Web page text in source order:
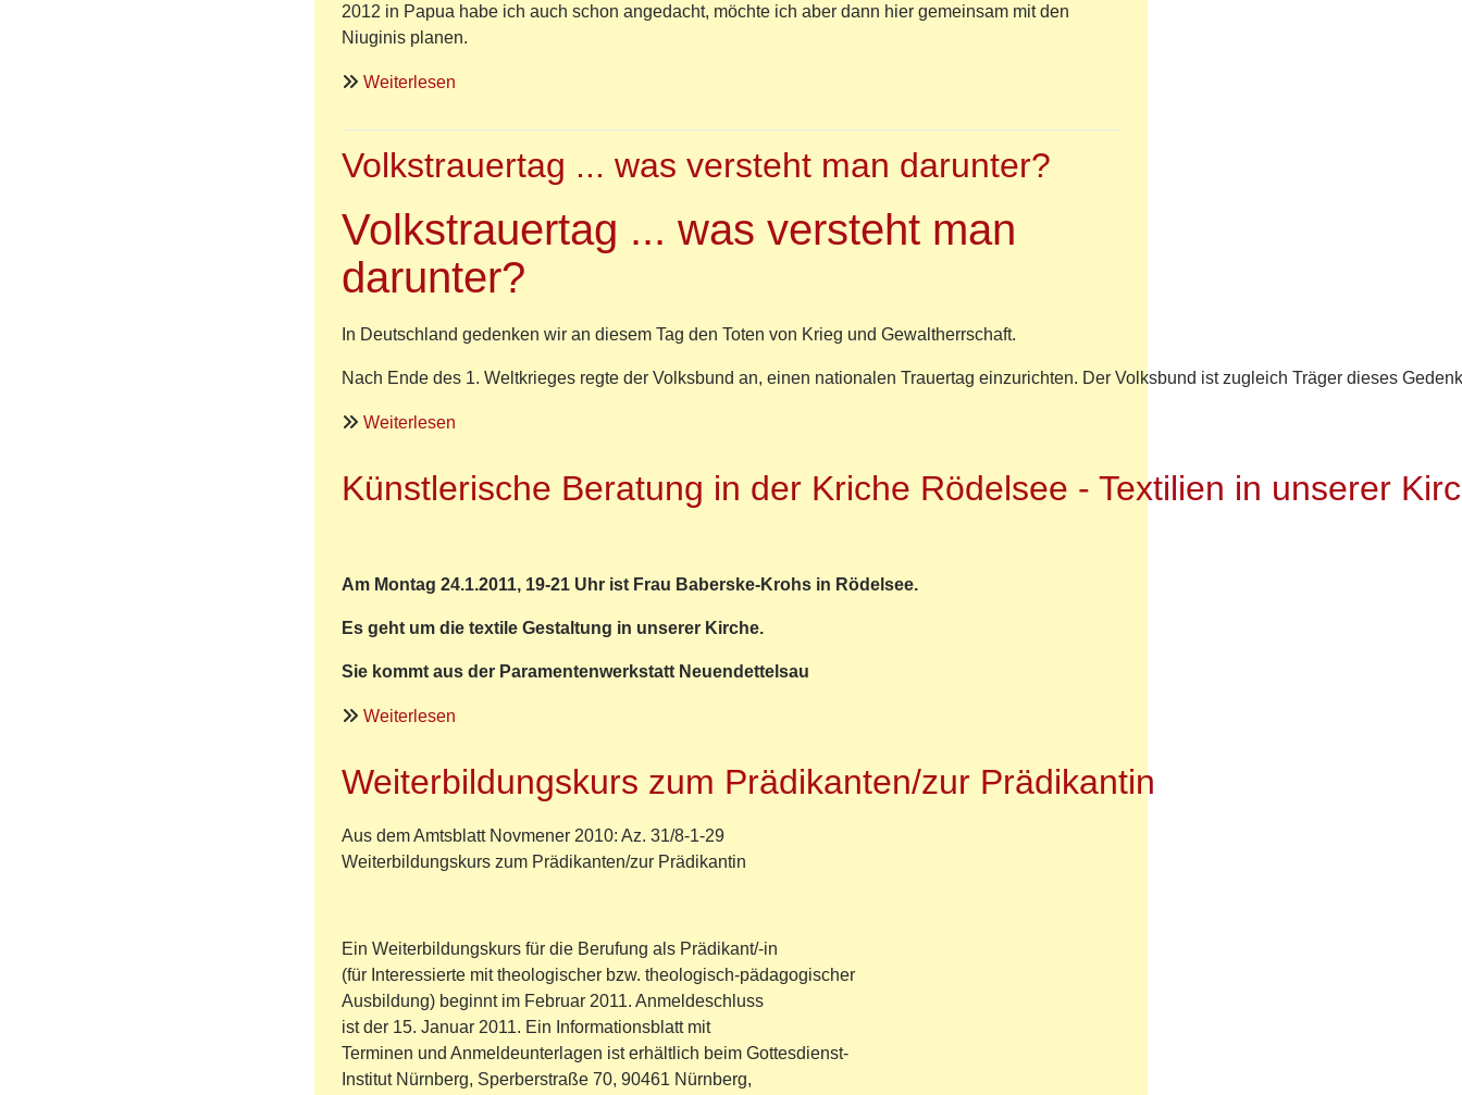
2012 in Papua habe ich auch schon angedacht, möchte ich aber dann hier gemeinsam mit den
Niuginis planen.
Weiterlesen
2011&2012
-
Gathering
-
Internationale
Volkstrauertag ... was versteht man darunter?
Volkstrauertag ... was versteht man
darunter?
In Deutschland gedenken wir an diesem Tag den Toten von Krieg und Gewaltherrschaft.
Nach Ende des 1. Weltkrieges regte der Volksbund an, einen nationalen Trauertag einzurichten. Der Volksbund ist zugleich Träger dieses
Weiterlesen
was
darunter?
Künstlerische Beratung in der Kriche Rödelsee - Textilien in unserer
Am Montag 24.1.2011, 19-21 Uhr ist Frau Baberske-Krohs in Rödelsee.
Es geht um die textile Gestaltung in unserer Kirche.
Sie kommt aus der Paramentenwerkstatt Neuendettelsau
Weiterlesen
Beratung
in
Kriche
Rödelsee
in
unserer
Kirche
Weiterbildungskurs zum Prädikanten/zur Prädikantin
Aus dem Amtsblatt Novmener 2010: Az. 31/8-1-29
Weiterbildungskurs zum Prädikanten/zur Prädikantin
Ein Weiterbildungskurs für die Berufung als Prädikant/-in
(für Interessierte mit theologischer bzw. theologisch-pädagogischer
Ausbildung) beginnt im Februar 2011. Anmeldeschluss
ist der 15. Januar 2011. Ein Informationsblatt mit
Terminen und Anmeldeunterlagen ist erhältlich beim Gottesdienst-
Institut Nürnberg, Sperberstraße 70, 90461 Nürnberg,